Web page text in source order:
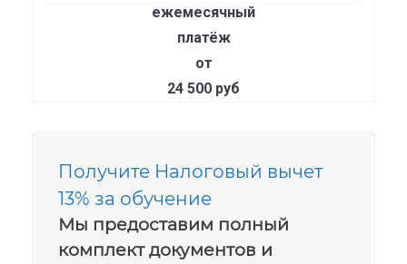
ежемесячный
платёж
от
24 500 руб
Получите Налоговый вычет
13% за обучение
Мы предоставим полный
комплект документов и